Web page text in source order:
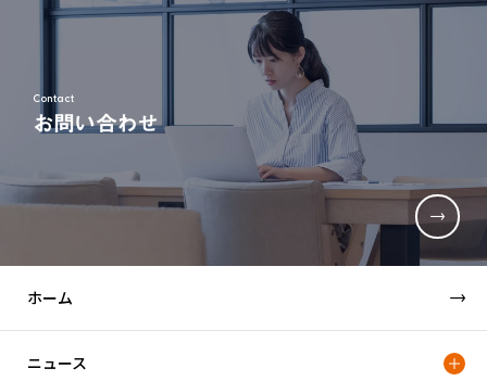
Contact
お問い合わせ
ホーム
ニュース